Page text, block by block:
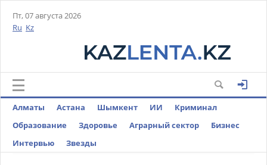
Пт, 07 августа 2026
Ru Kz
Алматы Астана Шымкент ИИ
Криминал
Образование
Здоровье Аграрный сектор
Бизнес
Интервью
Звезды